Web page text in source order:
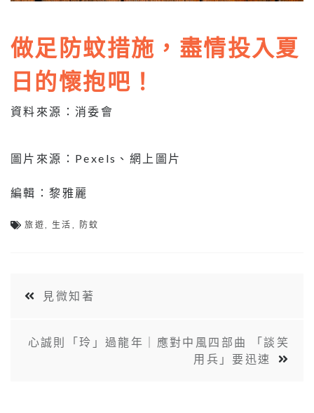
做足防蚊措施，盡情投入夏
日的懷抱吧！
資料來源：消委會
圖片來源：Pexels、網上圖片
編輯：黎雅麗
旅遊, 生活 , 防蚊
見微知著
心誠則「玲」過龍年｜應對中風四部曲 「談笑
⽤兵」要迅速